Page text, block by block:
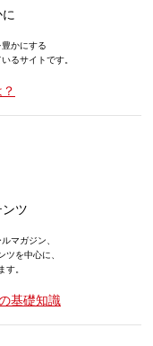
かにする
るサイトです。
ツ
マガジン、
ツを中心に、
す。
基礎知識